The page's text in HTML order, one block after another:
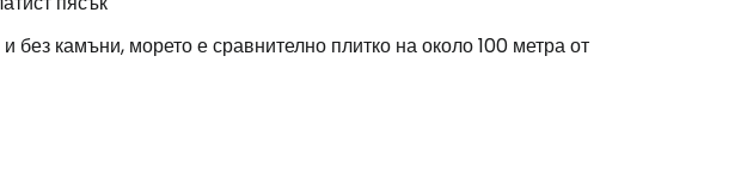
без камъни, морето е сравнително плитко на около 100 метра от